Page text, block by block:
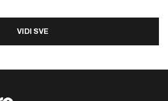
VIDI SVE